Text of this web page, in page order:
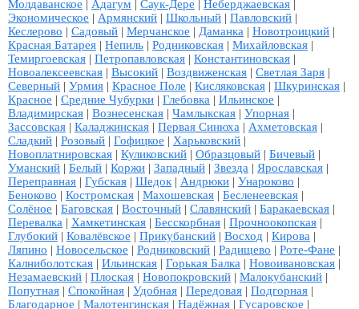
Молдаванское | Адагум | Саук-Дере | Неберджаевская |
Экономическое | Армянский | Школьный | Павловский |
Кеслерово | Садовый | Мерчанское | Даманка | Новотроицкий |
Красная Батарея | Непиль | Родниковская | Михайловская |
Темиргоевская | Петропавловская | Константиновская |
Новоалексеевская | Высокий | Воздвиженская | Светлая Заря |
Северный | Урмия | Красное Поле | Кисляковская | Шкуринская |
Красное | Средние Чубурки | Глебовка | Ильинское |
Владимирская | Вознесенская | Чамлыкская | Упорная |
Зассовская | Каладжинская | Первая Синюха | Ахметовская |
Сладкий | Розовый | Гофицкое | Харьковский |
Новоплатнировская | Куликовский | Образцовый | Бичевый |
Уманский | Белый | Коржи | Западный | Звезда | Ярославская |
Переправная | Губская | Шедок| Андрюки | Унароково |
Беноково | Костромская | Махошевская | Бесленеевская |
Солёное | Баговская | Восточный | Славянский | Баракаевская |
Перевалка | Хамкетинская | Бесскорбная | Прочноокопская |
Глубокий | Ковалёвское | Прикубанский | Восход | Кирова |
Ляпино | Новосельское | Родниковский | Радищево | Роте-Фане |
Калниболотская | Ильинская | Горькая Балка | Новоивановская |
Незамаевский | Плоская | Новопокровский | Малокубанский |
Попутная | Спокойная | Удобная | Передовая | Подгорная |
Благодарное | Малотенгинская | Надёжная | Гусаровское |